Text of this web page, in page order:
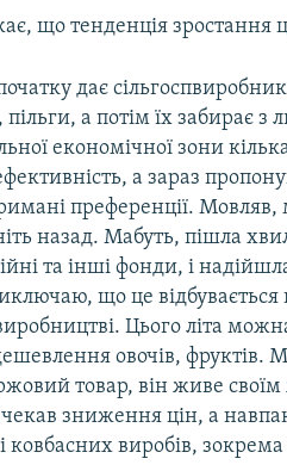
що тенденція зростання
дає
пільги, а потім їх забирає
економічної зони
а зараз
преференції.
назад. Мабуть, пішла
та інші фонди, і
що це відбувається
Цього літа
овочів, фруктів.
товар, він живе
зниження цін, а
виробів,